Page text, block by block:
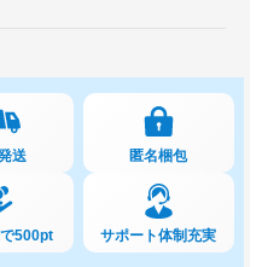
送 匿名梱包
500pt サポート体制充実